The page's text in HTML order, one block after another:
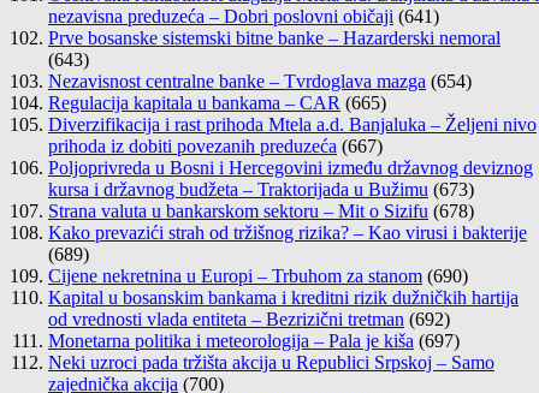
nezavisna preduzeća – Dobri poslovni običaji (641)
Prve bosanske sistemski bitne banke – Hazarderski nemoral
(643)
Nezavisnost centralne banke – Tvrdoglava mazga (654)
Regulacija kapitala u bankama – CAR (665)
Diverzifikacija i rast prihoda Mtela a.d. Banjaluka – Željeni nivo
prihoda iz dobiti povezanih preduzeća (667)
Poljoprivreda u Bosni i Hercegovini između državnog deviznog
kursa i državnog budžeta – Traktorijada u Bužimu (673)
Strana valuta u bankarskom sektoru – Mit o Sizifu (678)
Kako prevazići strah od tržišnog rizika? – Kao virusi i bakterije
(689)
Cijene nekretnina u Europi – Trbuhom za stanom (690)
Kapital u bosanskim bankama i kreditni rizik dužničkih hartija
od vrednosti vlada entiteta – Bezrizični tretman (692)
Monetarna politika i meteorologija – Pala je kiša (697)
Neki uzroci pada tržišta akcija u Republici Srpskoj – Samo
zajednička akcija (700)